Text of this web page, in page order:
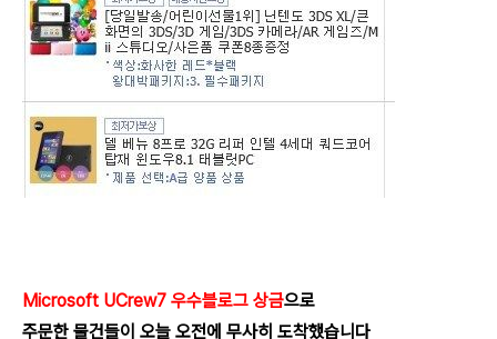
Microsoft UCrew7 우수블로그 상금으로
주문한 물건들이 오늘 오전에 무사히 도착했습니다